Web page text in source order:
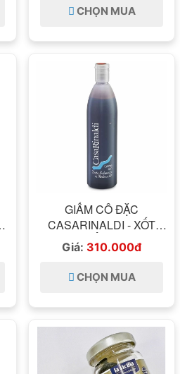
NHẬP KHẨU TÂY BAN
NHA
CHỌN MUA
GIẤM CÔ ĐẶC
CASARINALDI - XỐT
KEM GIẤM ACETO
BALSAMICO 500ML
ITALIA
Giá: 310.000đ
CHỌN MUA